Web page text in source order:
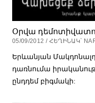
Օրվա
05/09/2012 / ՀԵՂԻՆԱԿ՝
Երևանյան
դառնումա
ընդդեմ բիգմակի: